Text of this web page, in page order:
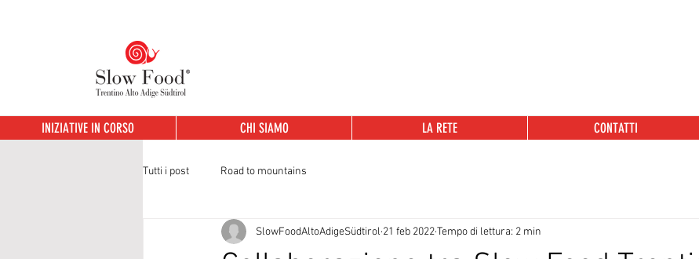
INIZIATIVE IN CORSO CHI SIAMO LA RETE CONTATTI
Tutti i post Road to mountains
SlowFoodAltoAdigeSüdtirol 21 feb 2022Tempo di lettura: 2 min